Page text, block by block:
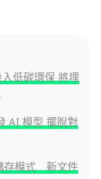
低碳環保 將埋
AI 模型 擺脫對
存模式 新文件